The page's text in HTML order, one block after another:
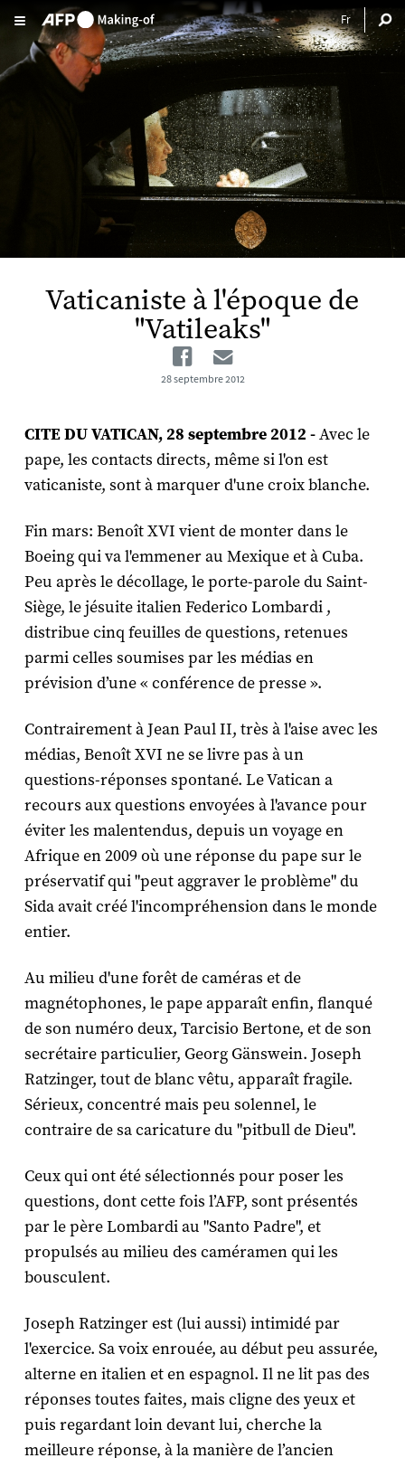
Aller au contenu principal
Vaticaniste à l'époque de
"Vatileaks"
Facebook
28 septembre 2012
CITE DU VATICAN, 28 septembre 2012 -Avec le
pape, les contacts directs, même si l'on est
vaticaniste, sont à marquer d'une croix blanche.
Fin mars: Benoît XVI vient de monter dans le
Boeing qui va l'emmener au Mexique et à Cuba.
Peu après le décollage, le porte-parole du Saint-
Siège, le jésuite italien Federico Lombardi ,
distribue cinq feuilles de questions, retenues
parmi celles soumises par les médias en
prévision d’une « conférence de presse ».
Contrairement à Jean Paul II, très à l'aise avec les
médias, Benoît XVI ne se livre pas à un
questions-réponses spontané. Le Vatican a
recours aux questions envoyées à l'avance pour
éviter les malentendus, depuis un voyage en
Afrique en 2009 où une réponse du pape sur le
préservatif qui "peut aggraver le problème" du
Sida avait créé l'incompréhension dans le monde
entier.
Au milieu d'une forêt de caméras et de
magnétophones, le pape apparaît enfin, flanqué
de son numéro deux, Tarcisio Bertone, et de son
secrétaire particulier, Georg Gänswein. Joseph
Ratzinger, tout de blanc vêtu, apparaît fragile.
Sérieux, concentré mais peu solennel, le
contraire de sa caricature du "pitbull de Dieu".
Ceux qui ont été sélectionnés pour poser les
questions, dont cette fois l’AFP, sont présentés
par le père Lombardi au "Santo Padre", et
propulsés au milieu des caméramen qui les
bousculent.
Joseph Ratzinger est (lui aussi) intimidé par
l'exercice. Sa voix enrouée, au début peu assurée,
alterne en italien et en espagnol. Il ne lit pas des
réponses toutes faites, mais cligne des yeux et
puis regardant loin devant lui, cherche la
meilleure réponse, à la manière de l’ancien